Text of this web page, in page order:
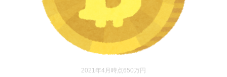
2021年4月時点650万円